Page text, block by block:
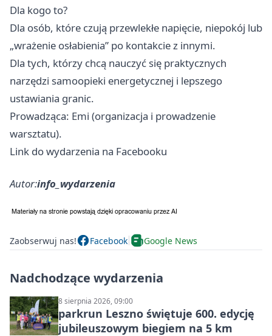
Dla kogo to?
Dla osób, które czują przewlekłe napięcie, niepokój lub
„wrażenie osłabienia” po kontakcie z innymi.
Dla tych, którzy chcą nauczyć się praktycznych
narzędzi samoopieki energetycznej i lepszego
ustawiania granic.
Prowadząca: Emi (organizacja i prowadzenie
warsztatu).
Link do wydarzenia na Facebooku
Autor:info_wydarzenia
Zaobserwuj nas! Facebook Google News
Nadchodzące wydarzenia
8 sierpnia 2026, 09:00
parkrun Leszno świętuje 600. edycję
jubileuszowym biegiem na 5 km